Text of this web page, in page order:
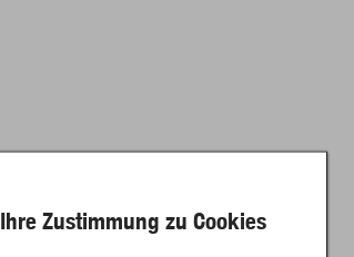
Ihre Zustimmung zu Cookies